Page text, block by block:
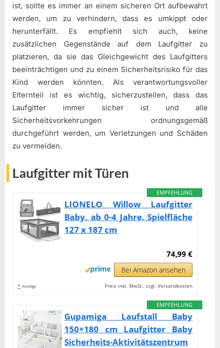
ist, sollte es immer an einem sicheren Ort aufbewahrt
werden, um zu verhindern, dass es umkippt oder
herunterfällt. Es empfiehlt sich auch, keine
zusätzlichen Gegenstände auf dem Laufgitter zu
platzieren, da sie das Gleichgewicht des Laufgitters
beeinträchtigen und zu einem Sicherheitsrisiko für das
Kind werden könnten. Als verantwortungsvoller
Elternteil ist es wichtig, sicherzustellen, dass das
Laufgitter immer sicher ist und alle
Sicherheitsvorkehrungen ordnungsgemäß
durchgeführt werden, um Verletzungen und Schäden
zu vermeiden.
Laufgitter mit Türen
EMPFEHLUNG
LIONELO Willow Laufgitter
Baby, ab 0-4 Jahre, Spielfläche
127 x 187 cm
74,99 €
Bei Amazon ansehen
* Anzeige Preis inkl. MwSt., zzgl. Versandkosten
EMPFEHLUNG
Gupamiga Laufstall Baby
150×180 cm Laufgitter Baby
Sicherheits-Aktivitätszentrum